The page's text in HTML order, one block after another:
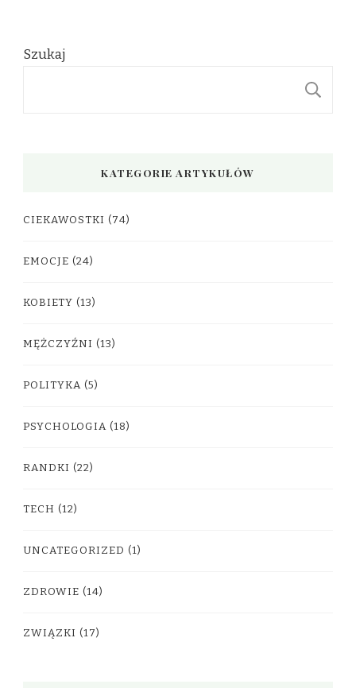
Szukaj
KATEGORIE ARTYKUŁÓW
CIEKAWOSTKI (74)
EMOCJE (24)
KOBIETY (13)
MĘŻCZYŹNI (13)
POLITYKA (5)
PSYCHOLOGIA (18)
RANDKI (22)
TECH (12)
UNCATEGORIZED (1)
ZDROWIE (14)
ZWIĄZKI (17)